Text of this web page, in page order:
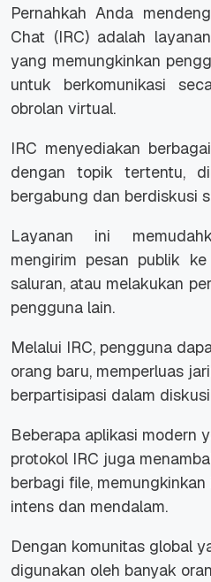
Pernahkah Anda
Chat (IRC) adalah layanan
yang memungkinkan
untuk berkomunikasi
obrolan virtual.
IRC menyediakan
dengan topik tertentu,
bergabung dan berdiskusi
Layanan ini
mengirim pesan publik
saluran, atau melakukan
pengguna lain.
Melalui IRC, pengguna
orang baru, memperluas
berpartisipasi dalam
Beberapa aplikasi modern
protokol IRC juga
berbagi file,
intens dan mendalam.
Dengan komunitas global
digunakan oleh banyak